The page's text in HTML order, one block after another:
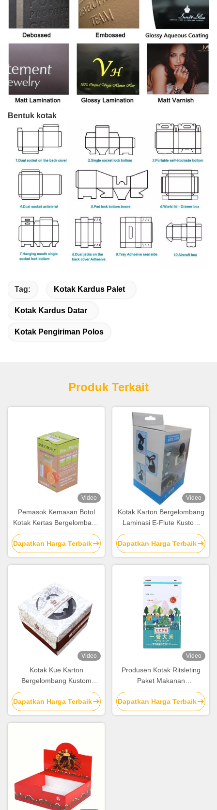
Bentuk kotak
Tag: Kotak Kardus Palet
Kotak Kardus Datar
Kotak Pengiriman Polos
Produk Terkait
Video
Pemasok Kemasan Botol
Kotak Kertas Bergelombang
Self Locking Self Locking
Bermerek
Dapatkan Harga Terbaik
Video
Kotak Karton Bergelombang
Laminasi E-Flute Kustom
Untuk Paket Pemasangan
Telepon
Dapatkan Harga Terbaik
Video
Kotak Kue Karton
Bergelombang Kustom
Mewah Cetak Grosir Dengan
Pegangan
Dapatkan Harga Terbaik
Video
Produsen Kotak Ritsleting
Paket Makanan
Bergelombang Dinding
Tunggal Cetak Kustom
Dapatkan Harga Terbaik